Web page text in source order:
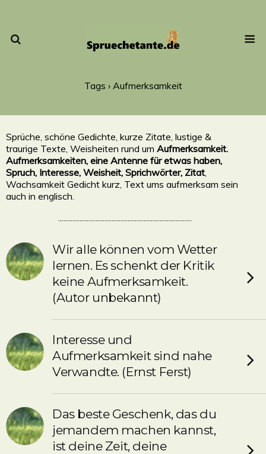
Tags › Aufmerksamkeit
Sprüche, schöne Gedichte, kurze Zitate, lustige &
traurige Texte, Weisheiten rund um Aufmerksamkeit.
Aufmerksamkeiten, eine Antenne für etwas haben,
Spruch, Interesse, Weisheit, Sprichwörter, Zitat,
Wachsamkeit Gedicht kurz, Text ums aufmerksam sein
auch in englisch.
...........................................................................
Wir alle können vom Wetter
lernen. Es schenkt der Kritik
keine Aufmerksamkeit.
(Autor unbekannt)
Interesse und
Aufmerksamkeit sind nahe
Verwandte. (Ernst Ferst)
Das beste Geschenk, das du
jemandem machen kannst,
ist deine Zeit, deine